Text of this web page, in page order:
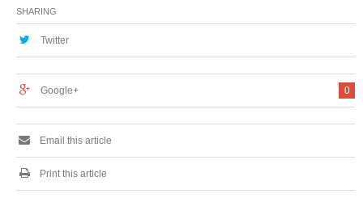
のクッキー2種詰合
せを今年も発売
「ハロウィンセレク
SHARING
Twitter
0
Google+
Email this article
Print this article